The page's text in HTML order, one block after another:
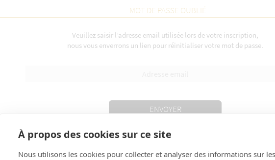
À propos des cookies sur ce site
Nous utilisons les cookies pour collecter et analyser des informations sur les
MOT DE PASSE OUBLIÉ
Veuillez saisir l’adresse email utilisée lors de votre inscription,
nous vous enverrons un lien pour réinitialiser votre mot de passe.
ENVOYER